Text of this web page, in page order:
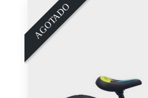
A
G
O
T
A
D
O